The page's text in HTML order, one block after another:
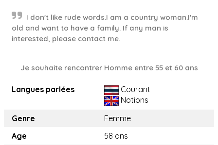
I don't like rude words.I am a country woman.I'm
old and want to have a family. If any man is
interested, please contact me.
Je souhaite rencontrer Homme entre 55 et 60 ans
Langues parlées
Courant
Notions
Genre
Femme
Age
58 ans